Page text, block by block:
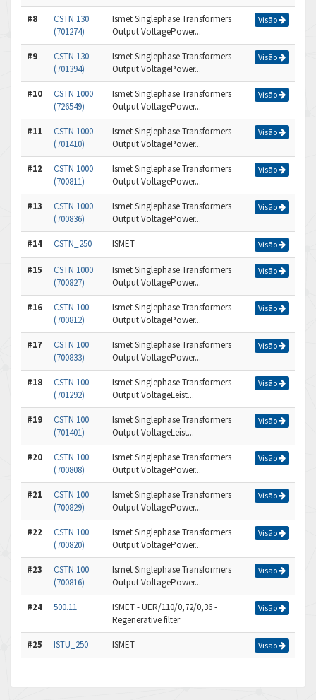
#8
CSTN 130
(701274)
Ismet Singlephase Transformers
Output VoltagePower...
Visão
#9
CSTN 130
(701394)
Ismet Singlephase Transformers
Output VoltagePower...
Visão
#10
CSTN 1000
(726549)
Ismet Singlephase Transformers
Output VoltagePower...
Visão
#11
CSTN 1000
(701410)
Ismet Singlephase Transformers
Output VoltagePower...
Visão
#12
CSTN 1000
(700811)
Ismet Singlephase Transformers
Output VoltagePower...
Visão
#13
CSTN 1000
(700836)
Ismet Singlephase Transformers
Output VoltagePower...
Visão
#14 CSTN_250 ISMET Visão
#15
CSTN 1000
(700827)
Ismet Singlephase Transformers
Output VoltagePower...
Visão
#16
CSTN 100
(700812)
Ismet Singlephase Transformers
Output VoltagePower...
Visão
#17
CSTN 100
(700833)
Ismet Singlephase Transformers
Output VoltagePower...
Visão
#18
CSTN 100
(701292)
Ismet Singlephase Transformers
Output VoltageLeist...
Visão
#19
CSTN 100
(701401)
Ismet Singlephase Transformers
Output VoltageLeist...
Visão
#20
CSTN 100
(700808)
Ismet Singlephase Transformers
Output VoltagePower...
Visão
#21
CSTN 100
(700829)
Ismet Singlephase Transformers
Output VoltagePower...
Visão
#22
CSTN 100
(700820)
Ismet Singlephase Transformers
Output VoltagePower...
Visão
#23
CSTN 100
(700816)
Ismet Singlephase Transformers
Output VoltagePower...
Visão
#24 500.11
ISMET - UER/110/0,72/0,36 -
Regenerative filter
Visão
#25 ISTU_250 ISMET Visão